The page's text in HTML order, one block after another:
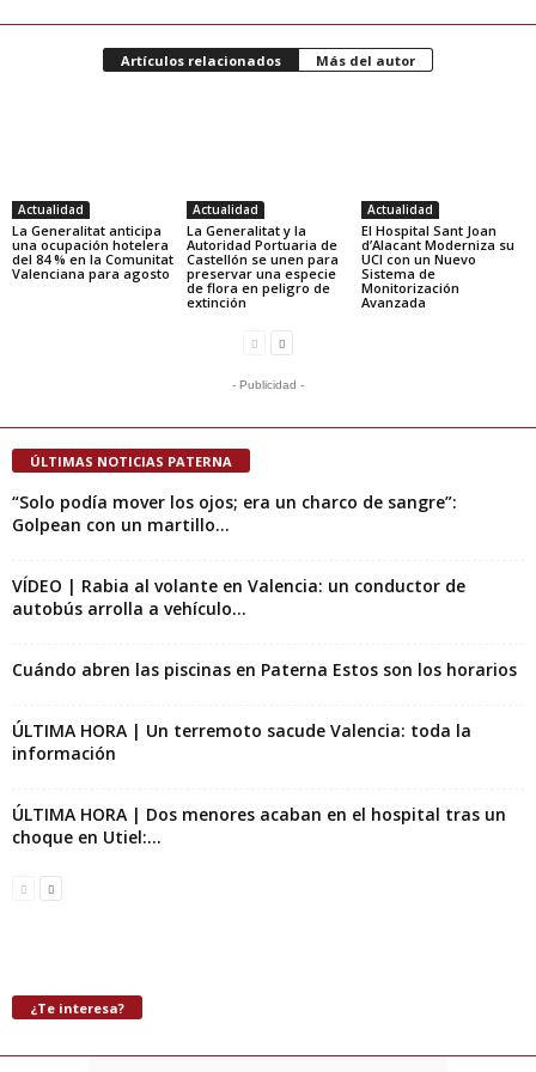
Artículos relacionados Más del autor
Actualidad
La Generalitat anticipa
una ocupación hotelera
del 84 % en la Comunitat
Valenciana para agosto
Actualidad
La Generalitat y la
Autoridad Portuaria de
Castellón se unen para
preservar una especie
de flora en peligro de
extinción
Actualidad
El Hospital Sant Joan
d’Alacant Moderniza su
UCI con un Nuevo
Sistema de
Monitorización
Avanzada
- Publicidad -
ÚLTIMAS NOTICIAS PATERNA
“Solo podía mover los ojos; era un charco de sangre”:
Golpean con un martillo...
VÍDEO | Rabia al volante en Valencia: un conductor de
autobús arrolla a vehículo...
Cuándo abren las piscinas en Paterna Estos son los horarios
ÚLTIMA HORA | Un terremoto sacude Valencia: toda la
información
ÚLTIMA HORA | Dos menores acaban en el hospital tras un
choque en Utiel:...
¿Te interesa?